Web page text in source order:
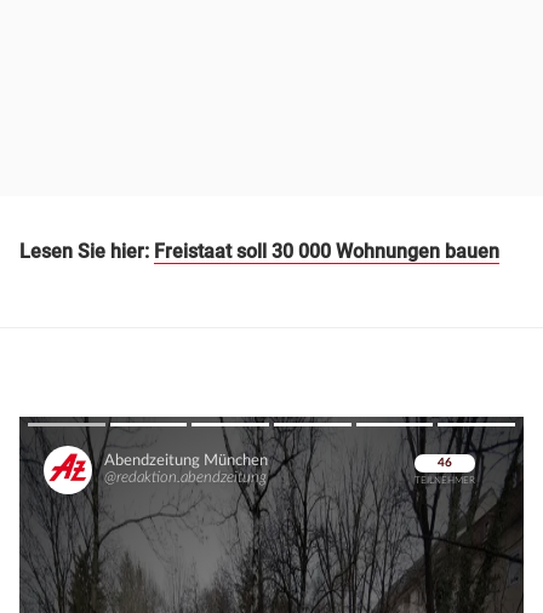
Lesen Sie hier: Freistaat soll 30 000 Wohnungen bauen
Überspringen